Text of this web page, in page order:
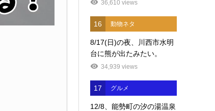
36,610 views
16 動物ネタ
8/17(日)の夜、川西市水明
台に熊が出たみたい。
34,939 views
17 グルメ
12/8、能勢町の汐の湯温泉